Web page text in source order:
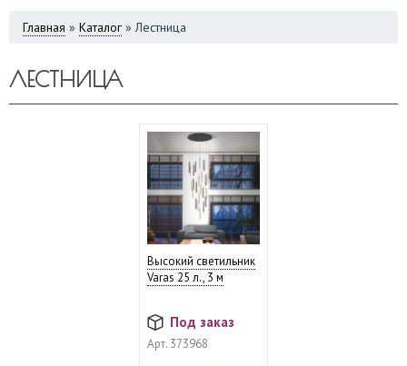
ВЫ
Главная » Каталог » Лестница
ЛЕСТНИЦА
Высокий светильник
Varas 25 л., 3 м
Под заказ
Арт. 373968